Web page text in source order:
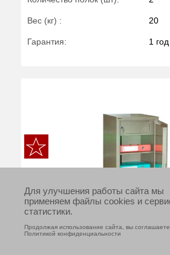
Вес (кг) : 20
Гарантия: 1 год
Для улучшения работы сайта мы
применяем файлы cookies и
статистики.
Продолжая использование сайта, вы
Политикой конфиденциальности